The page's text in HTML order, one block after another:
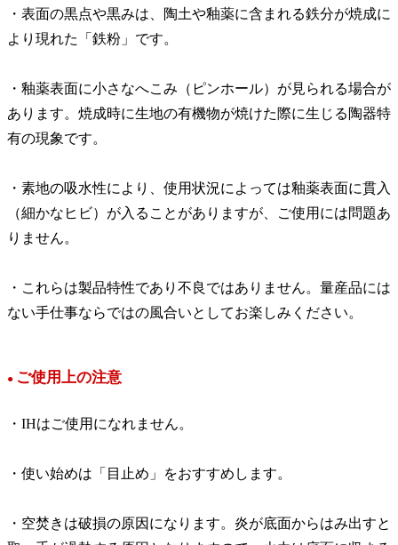
・表面の黒点や黒みは、陶土や釉薬に含まれる鉄分が焼成に
より現れた「鉄粉」です。
・釉薬表面に小さなへこみ（ピンホール）が見られる場合が
あります。焼成時に生地の有機物が焼けた際に生じる陶器特
有の現象です。
・素地の吸水性により、使用状況によっては釉薬表面に貫入
（細かなヒビ）が入ることがありますが、ご使用には問題あ
りません。
・これらは製品特性であり不良ではありません。量産品には
ない手仕事ならではの風合いとしてお楽しみください。
● ご使用上の注意
・IHはご使用になれません。
・使い始めは「目止め」をおすすめします。
・空焚きは破損の原因になります。炎が底面からはみ出すと